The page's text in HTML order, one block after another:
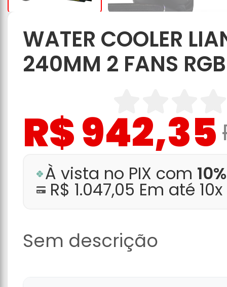
WATER COOLER
240MM 2 FANS
R$ 942,35
À vista no PIX com
R$ 1.047,05 Em até
Sem descrição